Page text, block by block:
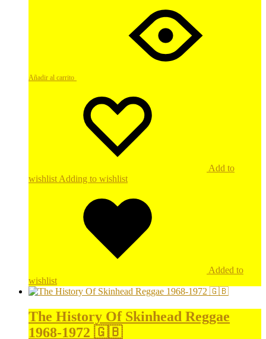
Añadir al carrito
Add to
wishlist Adding to wishlist
Added to
wishlist
The History Of Skinhead Reggae
1968-1972 🇬🇧